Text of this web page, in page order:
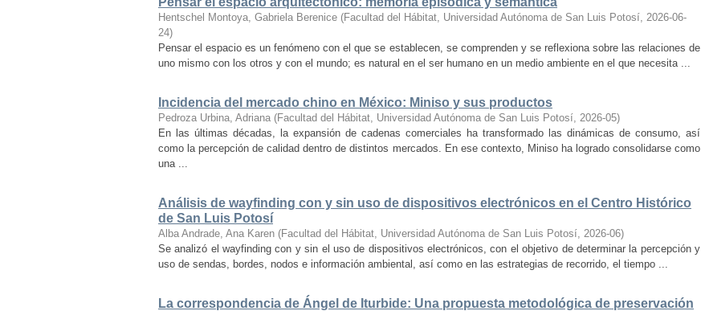
Hentschel Montoya, Gabriela Berenice (Facultad del Hábitat, Universidad Autónoma de San Luis Potosí, 2026-06-
24)
Pensar el espacio es un fenómeno con el que se establecen, se comprenden y se reflexiona sobre las relaciones de
uno mismo con los otros y con el mundo; es natural en el ser humano en un medio ambiente en el que necesita ...
Incidencia del mercado chino en México: Miniso y sus productos
Pedroza Urbina, Adriana (Facultad del Hábitat, Universidad Autónoma de San Luis Potosí, 2026-05)
En las últimas décadas, la expansión de cadenas comerciales ha transformado las dinámicas de consumo, así
como la percepción de calidad dentro de distintos mercados. En ese contexto, Miniso ha logrado consolidarse como
una ...
Análisis de wayfinding con y sin uso de dispositivos electrónicos en el Centro Histórico
de San Luis Potosí
Alba Andrade, Ana Karen (Facultad del Hábitat, Universidad Autónoma de San Luis Potosí, 2026-06)
Se analizó el wayfinding con y sin el uso de dispositivos electrónicos, con el objetivo de determinar la percepción y
uso de sendas, bordes, nodos e información ambiental, así como en las estrategias de recorrido, el tiempo ...
La correspondencia de Ángel de Iturbide: Una propuesta metodológica de preservación